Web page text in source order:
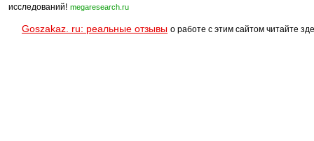
исследований! megaresearch.ru
Goszakaz. ru: реальные отзывы о работе с этим сайтом читайте